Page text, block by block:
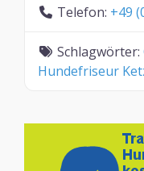
Telefon: +49
Schlagwörter:
Hundefriseur